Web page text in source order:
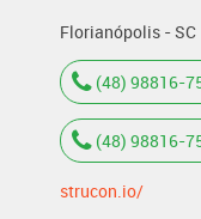
Florianópolis - SC
(48) 98816-
(48) 98816-
strucon.io/